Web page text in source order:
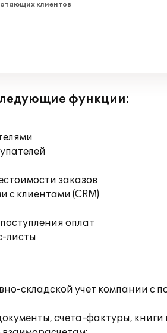
клиентов
функции:
заказов
клиентами (CRM)
оплат
листы
складской учет компании с
счета-фактуры,